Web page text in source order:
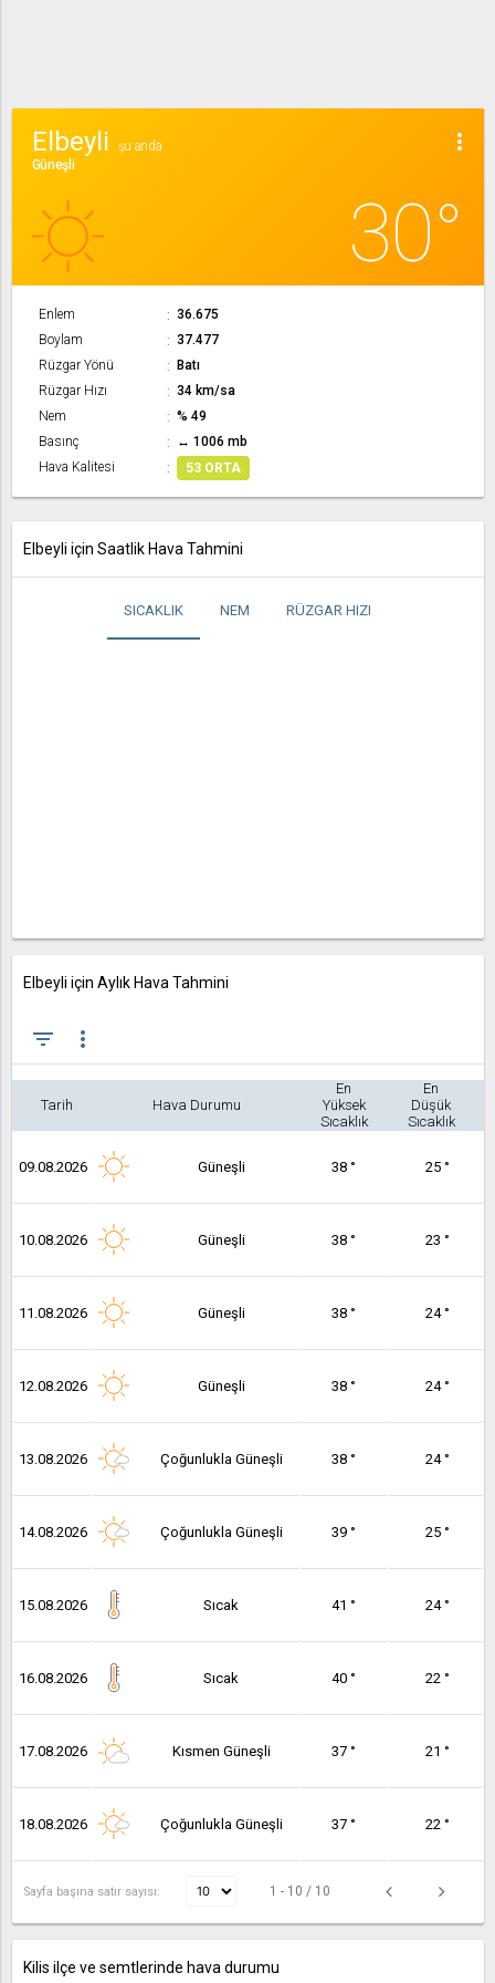
more_vert
Elbeyli
şu anda
Güneşli
30°
Enlem
36.675
Boylam
37.477
Rüzgar Yönü
Batı
Rüzgar Hızı
34 km/sa
Nem
% 49
Basınç
↔ 1006 mb
Hava Kalitesi
53 ORTA
Elbeyli için Saatlik Hava Tahmini
SICAKLIK NEM RÜZGAR HIZI
Elbeyli için Aylık Hava Tahmini
filter_list more_vert
Tarih Hava Durumu
En
Yüksek
Sıcaklık
En
Düşük
Sıcaklık
09.08.2026 Güneşli 38 ° 25 °
10.08.2026 Güneşli 38 ° 23 °
11.08.2026 Güneşli 38 ° 24 °
12.08.2026 Güneşli 38 ° 24 °
13.08.2026 Çoğunlukla Güneşli 38 ° 24 °
14.08.2026 Çoğunlukla Güneşli 39 ° 25 °
15.08.2026 Sıcak 41 ° 24 °
16.08.2026 Sıcak 40 ° 22 °
17.08.2026 Kısmen Güneşli 37 ° 21 °
18.08.2026 Çoğunlukla Güneşli 37 ° 22 °
Sayfa başına satır sayısı: 1 - 10 / 10
Kilis ilçe ve semtlerinde hava durumu